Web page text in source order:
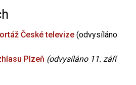
České televize (odvysíláno
Plzeň (odvysíláno 11. září